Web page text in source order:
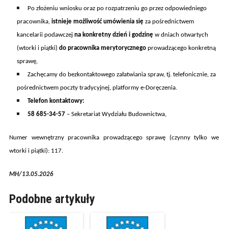
Po złożeniu wniosku oraz po rozpatrzeniu go przez odpowiedniego
pracownika, istnieje możliwość umówienia sięza pośrednictwem
kancelarii podawczej na konkretny dzień i godzinęw dniach otwartych
(wtorki i piątki) do pracownikamerytorycznegoprowadzącegokonkretną
sprawę,
Zachęcamy do bezkontaktowego załatwiania spraw, tj. telefonicznie, za
pośrednictwem poczty tradycyjnej, platformy e-Doręczenia.
Telefon kontaktowy:
58 685-34-57 – Sekretariat Wydziału Budownictwa,
Numer wewnętrzny pracownika prowadzącego sprawę (czynny tylko we
wtorki i piątki): 117.
MH/13.05.2026
Podobne artykuły